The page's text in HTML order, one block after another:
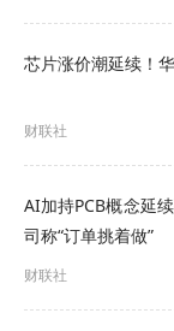
招商银行研究
自主供应能力
用量最大的三
芯片涨价潮延续！
财联社
AI加持PCB概念延
司称“订单挑着做”
财联社